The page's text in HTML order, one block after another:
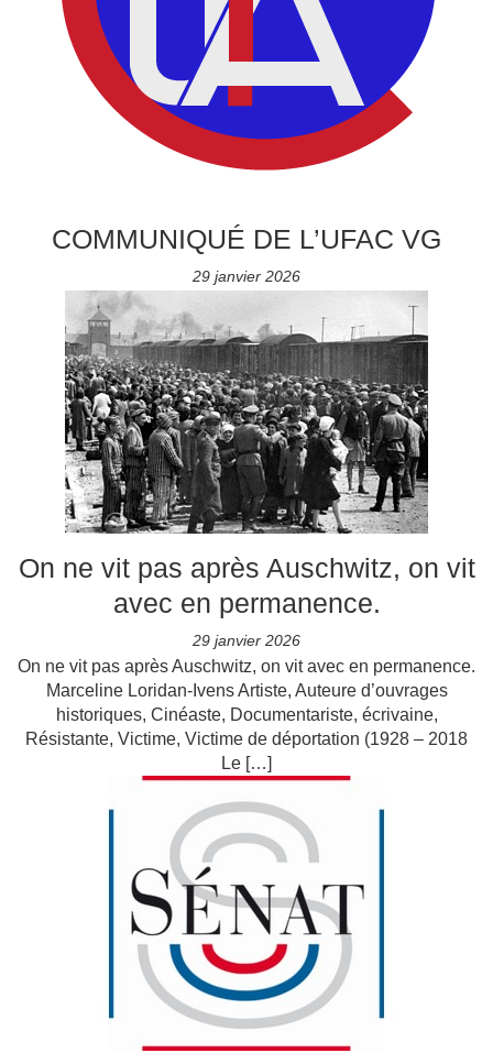
COMMUNIQUÉ DE L’UFAC VG
29 janvier 2026
On ne vit pas après Auschwitz, on vit
avec en permanence.
29 janvier 2026
On ne vit pas après Auschwitz, on vit avec en permanence.
Marceline Loridan-Ivens Artiste, Auteure d’ouvrages
historiques, Cinéaste, Documentariste, écrivaine,
Résistante, Victime, Victime de déportation (1928 – 2018
Le […]